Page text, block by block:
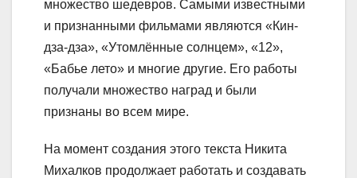
множество шедевров. Самыми известными
и признанными фильмами являются «Кин-
дза-дза», «Утомлённые солнцем», «12»,
«Бабье лето» и многие другие. Его работы
получали множество наград и были
признаны во всем мире.
На момент создания этого текста Никита
Михалков продолжает работать и создавать